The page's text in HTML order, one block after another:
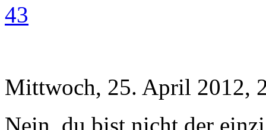
43
Mittwoch, 25. April 2012,
Nein, du bist nicht der